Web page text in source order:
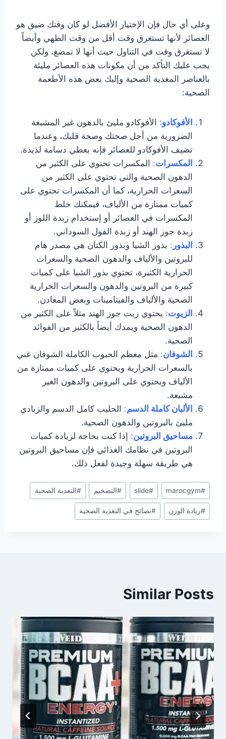
وعلى أي حال فإن الإختيار الأفضل لو كان وقتك ضيق هو
العصائر لأنها تستغرق وقت أقل من وقت الطهي وأيضاً
لا تستغرق وقت في التناول حيث أنها لا تمضغ، ولكن
يجب عليك التأكد من أن مكونات هذه العصائر مليئة
بالعناصر المغذية الصحية وإليك بعض هذه الأطعمة
الصحية:
الأفوكادو: الأفوكادو مليئ بالدهون غير المشبعة
الضرورية من أجل صحتك وصحة قلبك، وعندما
تضيف الأفوكادو للعصائر فإنه يعطي دسامة لذيذة.
المكسرات: المكسرات تحتوي على الكثير من
الدهون الصحية والتي تحتوي على الكثير من
السعرات الحرارية، كما أن المكسرات تحتوي على
كميات ممتازة من الألياف، فيمكنك خلط
المكسرات في العصائر أو إستخدام زبدة اللوز أو
زبدة جوز الهند أو زبدة الفول السوداني.
البذور : بذور الشيا وبذور الكتان هي مصدر هام
للبروتين والألياف والدهون الصحية والسعرات
الحرارية الكثيرة، تحتوي بذور الشيا على كميات
كبيرة من البروتين والدهون والسعرات الحرارية
الصحية والألياف والفيتامينات وبعض المعادن.
الزيوت: يحتوي زيت جوز الهند مثلاً على الكثير من
الدهون الصحية ويمدك أيضاً بالكثير من الفوائد
الصحية.
الشوفان: مثل معظم الحبوب الكاملة الشوفان غني
بالسعرات الحرارية ويحتوي على كميات ممتازة من
الألياف ويحتوي على البروتين والدهون الغير
مشبعة.
الألبان كاملة الدسم: الحليب كامل الدسم والزبادي
مليئ بالبروتين والدهون الصحية.
مساحيق البروتين: إذا كنت بحاجة لزيادة كميات
البروتين في نظامك الغذائي فإن مساحيق البروتين
هي طريقة سهلة وجيدة لفعل ذلك.
#
marocgym
#
slide
#التضخيم #التغدية الصحية
#زيادة الوزن #نصائح في التغذية الصحية
Similar Posts